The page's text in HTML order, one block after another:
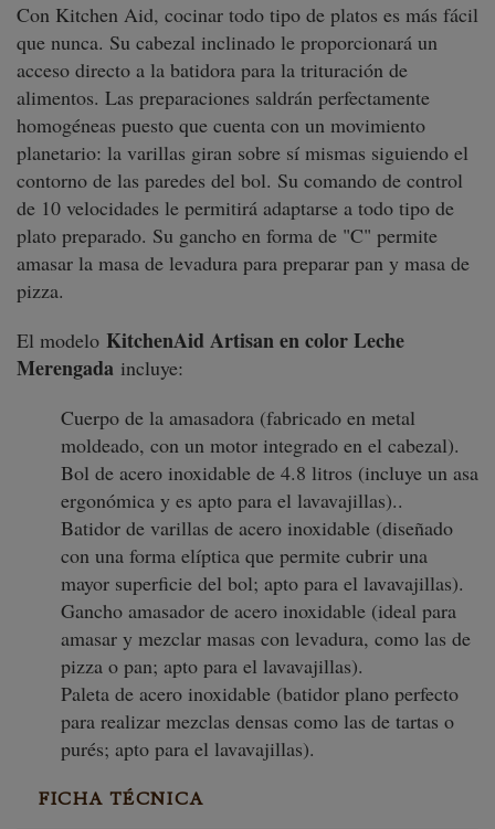
Con Kitchen Aid, cocinar todo tipo de platos es más fácil
que nunca. Su cabezal inclinado le proporcionará un
acceso directo a la batidora para la trituración de
alimentos. Las preparaciones saldrán perfectamente
homogéneas puesto que cuenta con un movimiento
planetario: la varillas giran sobre sí mismas siguiendo el
contorno de las paredes del bol. Su comando de control
de 10 velocidades le permitirá adaptarse a todo tipo de
plato preparado. Su gancho en forma de "C" permite
amasar la masa de levadura para preparar pan y masa de
pizza.
El modelo KitchenAid Artisan en color Leche
Merengada incluye:
Cuerpo de la amasadora (fabricado en metal
moldeado, con un motor integrado en el cabezal).
Bol de acero inoxidable de 4.8 litros (incluye un asa
ergonómica y es apto para el lavavajillas)..
Batidor de varillas de acero inoxidable (diseñado
con una forma elíptica que permite cubrir una
mayor superficie del bol; apto para el lavavajillas).
Gancho amasador de acero inoxidable (ideal para
amasar y mezclar masas con levadura, como las de
pizza o pan; apto para el lavavajillas).
Paleta de acero inoxidable (batidor plano perfecto
para realizar mezclas densas como las de tartas o
purés; apto para el lavavajillas).
FICHA TÉCNICA